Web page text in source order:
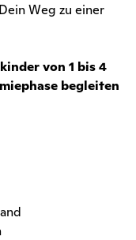
Weg zu einer
von 1 bis 4
begleiten